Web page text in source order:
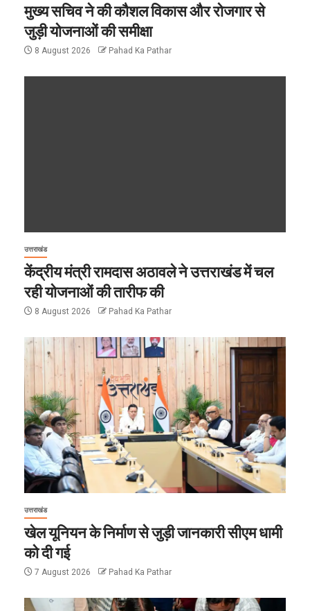
मुख्य सचिव ने की कौशल विकास और रोजगार से
जुड़ी योजनाओं की समीक्षा
8 August 2026 Pahad Ka Pathar
उत्तराखंड
केंद्रीय मंत्री रामदास अठावले ने उत्तराखंड में चल
रही योजनाओं की तारीफ की
8 August 2026 Pahad Ka Pathar
उत्तराखंड
खेल यूनियन के निर्माण से जुड़ी जानकारी सीएम धामी
को दी गई
7 August 2026 Pahad Ka Pathar